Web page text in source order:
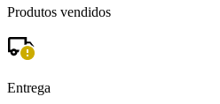
Produtos vendidos
Entrega